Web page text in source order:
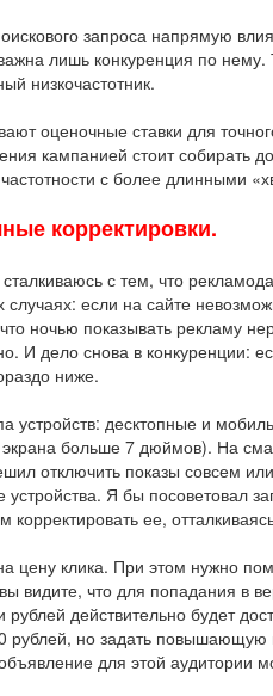
запроса напрямую
лишь конкуренция по
низкочастотник.
оценочные ставки для
кампанией стоит собирать
с более длинными
корректировки.
с тем, что
если на сайте
ночью показывать рекламу
И дело снова в конкуренции:
ниже.
устройств: десктопные и
экрана больше 7 дюймов). На
отключить показы совсем
Я бы посоветовал
ее,
цену клика. При этом нужно
видите, что для попадания в
действительно будет
рублей, но задать повышающую
для этой аудитории